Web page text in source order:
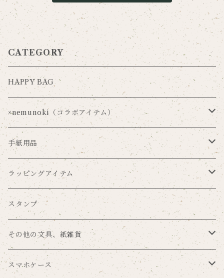
CATEGORY
HAPPY BAG
×nemunoki（コラボアイテム）
Via Carousel×nemunoki
oudmijin×nemunoki
吉井美穂×nemunoki
紙me×nemunoki
Souren
手紙用品
レターセット
便箋
ポストカード
メッセージカード
ラッピングアイテム
ラッピングペーパー
マスキングテープ
シール
スタンプ
その他の文具、紙雑貨
ブックカバー
スマホケース